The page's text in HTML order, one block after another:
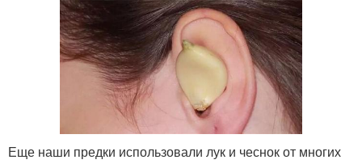
Еще наши предки использовали лук и чеснок от многих